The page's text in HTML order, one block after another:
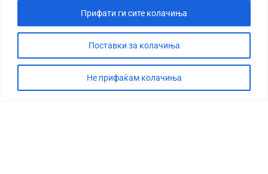
Поставки за колачиња
Не прифаќам колачиња
Прифати ги сите колачиња